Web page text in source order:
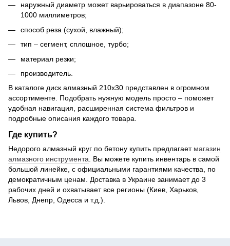
наружный диаметр может варьироваться в диапазоне 80-
1000 миллиметров;
способ реза (сухой, влажный);
тип – сегмент, сплошное, турбо;
материал резки;
производитель.
В каталоге диск алмазный 210х30 представлен в огромном
ассортименте. Подобрать нужную модель просто – поможет
удобная навигация, расширенная система фильтров и
подробные описания каждого товара.
Где купить?
Недорого алмазный круг по бетону купить предлагает магазин
алмазного инструмента. Вы можете купить инвентарь в самой
большой линейке, с официальными гарантиями качества, по
демократичным ценам. Доставка в Украине занимает до 3
рабочих дней и охватывает все регионы (Киев, Харьков,
Львов, Днепр, Одесса и т.д.).